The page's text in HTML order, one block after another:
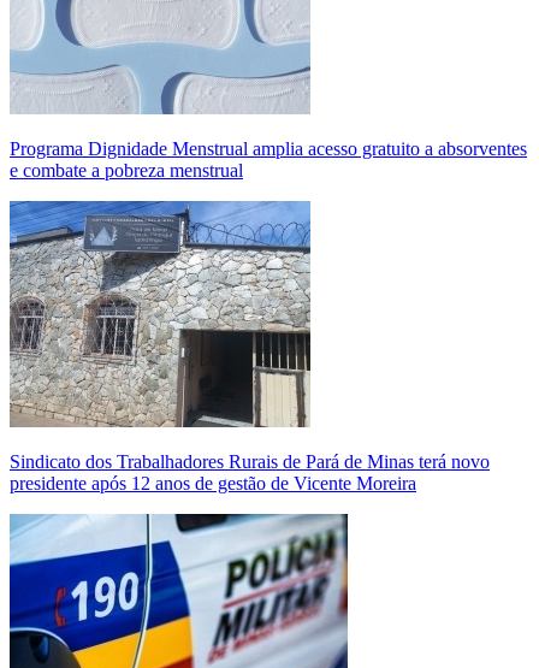
Programa Dignidade Menstrual amplia acesso gratuito a absorventes
e combate a pobreza menstrual
Sindicato dos Trabalhadores Rurais de Pará de Minas terá novo
presidente após 12 anos de gestão de Vicente Moreira